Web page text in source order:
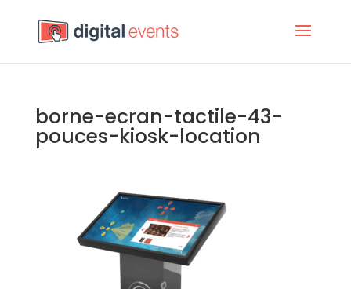
borne-ecran-tactile-43-
pouces-kiosk-location